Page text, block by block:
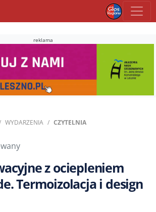
reklama
WYDARZENIA CZYTELNIA
z ociepleniem
Termoizolacja i design